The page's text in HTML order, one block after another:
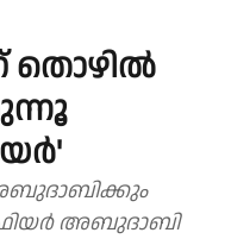
തൊഴില്‍
അബുദാബി